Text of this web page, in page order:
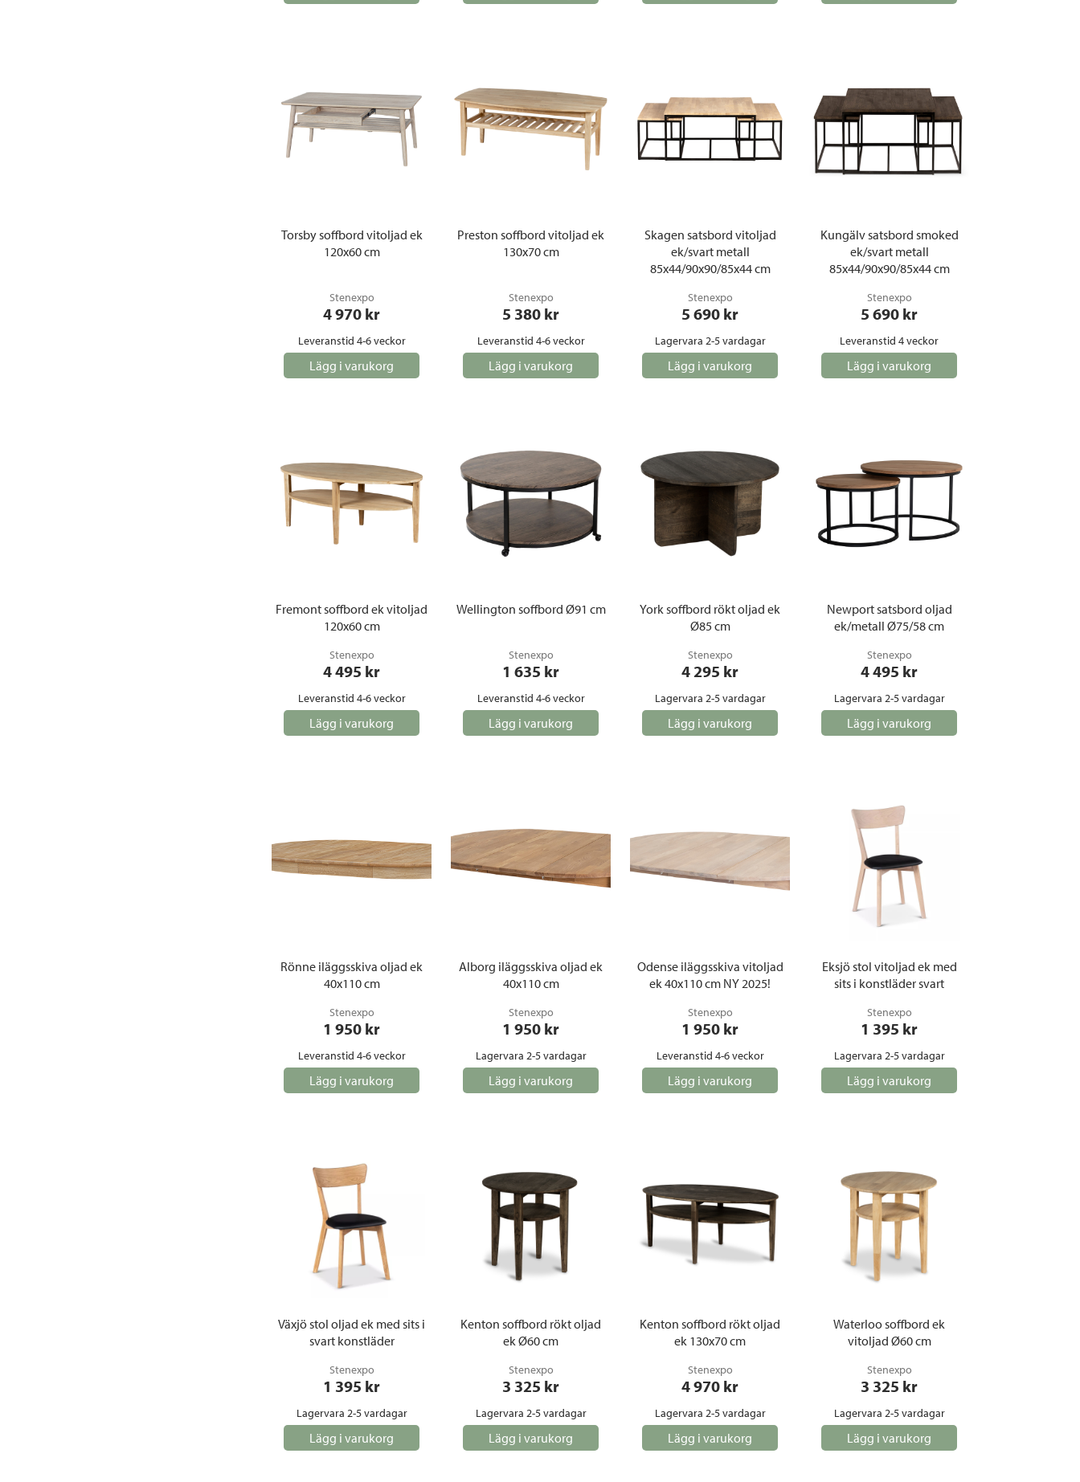
Torsby soffbord vitoljad ek
120x60 cm
Stenexpo
4 970 kr
Leveranstid 4-6 veckor
Lägg i varukorg
Preston soffbord vitoljad ek
130x70 cm
Stenexpo
5 380 kr
Leveranstid 4-6 veckor
Lägg i varukorg
Skagen satsbord vitoljad
ek/svart metall
85x44/90x90/85x44 cm
Stenexpo
5 690 kr
Lagervara 2-5 vardagar
Lägg i varukorg
Kungälv satsbord smoked
ek/svart metall
85x44/90x90/85x44 cm
Stenexpo
5 690 kr
Leveranstid 4 veckor
Lägg i varukorg
Fremont soffbord ek vitoljad
120x60 cm
Stenexpo
4 495 kr
Leveranstid 4-6 veckor
Lägg i varukorg
Wellington soffbord Ø91 cm
Stenexpo
1 635 kr
Leveranstid 4-6 veckor
Lägg i varukorg
York soffbord rökt oljad ek
Ø85 cm
Stenexpo
4 295 kr
Lagervara 2-5 vardagar
Lägg i varukorg
Newport satsbord oljad
ek/metall Ø75/58 cm
Stenexpo
4 495 kr
Lagervara 2-5 vardagar
Lägg i varukorg
Rönne iläggsskiva oljad ek
40x110 cm
Stenexpo
1 950 kr
Leveranstid 4-6 veckor
Lägg i varukorg
Alborg iläggsskiva oljad ek
40x110 cm
Stenexpo
1 950 kr
Lagervara 2-5 vardagar
Lägg i varukorg
Odense iläggsskiva vitoljad
ek 40x110 cm NY 2025!
Stenexpo
1 950 kr
Leveranstid 4-6 veckor
Lägg i varukorg
Eksjö stol vitoljad ek med
sits i konstläder svart
Stenexpo
1 395 kr
Lagervara 2-5 vardagar
Lägg i varukorg
Växjö stol oljad ek med sits i
svart konstläder
Stenexpo
1 395 kr
Lagervara 2-5 vardagar
Lägg i varukorg
Kenton soffbord rökt oljad
ek Ø60 cm
Stenexpo
3 325 kr
Lagervara 2-5 vardagar
Lägg i varukorg
Kenton soffbord rökt oljad
ek 130x70 cm
Stenexpo
4 970 kr
Lagervara 2-5 vardagar
Lägg i varukorg
Waterloo soffbord ek
vitoljad Ø60 cm
Stenexpo
3 325 kr
Lagervara 2-5 vardagar
Lägg i varukorg